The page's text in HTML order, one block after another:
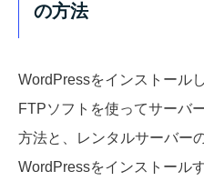
の方法
WordPressをインストール
FTPソフトを使ってサーバ
方法と、レンタルサーバー
WordPressをインストール